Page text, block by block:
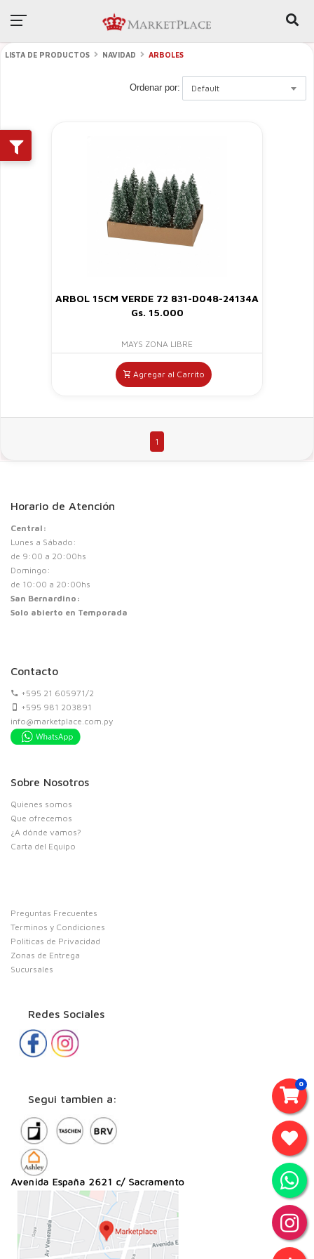
LISTA DE PRODUCTOS NAVIDAD ARBOLES
Ordenar por: Default
ARBOL 15CM VERDE 72 831-D048-24134A
Gs. 15.000
MAYS ZONA LIBRE
Agregar al Carrito
1
Horario de Atención
Central:
Lunes a Sábado:
de 9:00 a 20:00hs
Domingo:
de 10:00 a 20:00hs
San Bernardino:
Solo abierto en Temporada
Contacto
+595 21 605971/2
+595 981 203891
info@marketplace.com.py
Sobre Nosotros
Quienes somos
Que ofrecemos
¿A dónde vamos?
Carta del Equipo
Preguntas Frecuentes
Terminos y Condiciones
Politicas de Privacidad
Zonas de Entrega
Sucursales
Redes Sociales
Segui tambien a:
0